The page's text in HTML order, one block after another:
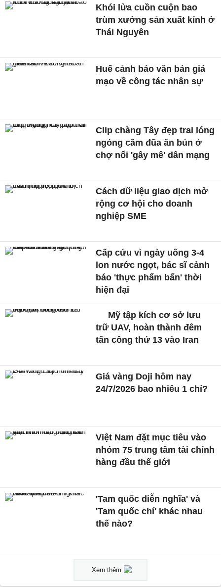
Khói lửa cuồn cuộn bao
trùm xưởng sản xuất kính ở
Thái Nguyên
Huế cảnh báo văn bản giả
mạo về công tác nhân sự
Clip chàng Tây đẹp trai lóng
ngóng cầm đũa ăn bún ở
chợ nổi 'gây mê' dân mạng
Cách dữ liệu giao dịch mở
rộng cơ hội cho doanh
nghiệp SME
Cấp cứu vì ngày uống 3-4
lon nước ngọt, bác sĩ cảnh
báo 'thực phẩm bẩn' thời
hiện đại
Mỹ tập kích cơ sở lưu
trữ UAV, hoàn thành đêm
tấn công thứ 13 vào Iran
Giá vàng Doji hôm nay
24/7/2026 bao nhiêu 1 chỉ?
Việt Nam đặt mục tiêu vào
nhóm 75 trung tâm tài chính
hàng đầu thế giới
'Tam quốc diễn nghĩa' và
'Tam quốc chí' khác nhau
thế nào?
Xem thêm